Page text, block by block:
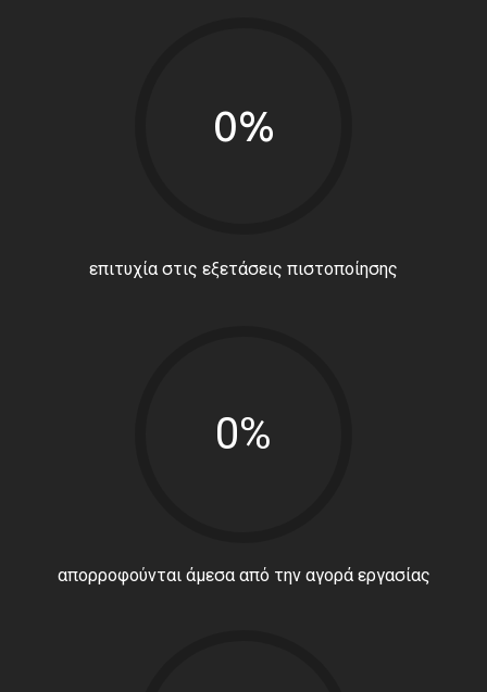
0%
επιτυχία στις εξετάσεις πιστοποίησης
0%
απορροφούνται άμεσα από την αγορά εργασίας